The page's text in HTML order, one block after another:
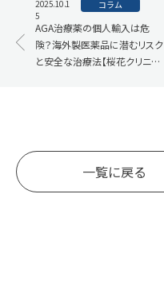
2025.10.1
5
コラム
AGA治療薬の個人輸入は危
険？海外製医薬品に潜むリスク
と安全な治療法【桜花クリニッ
一覧に戻る